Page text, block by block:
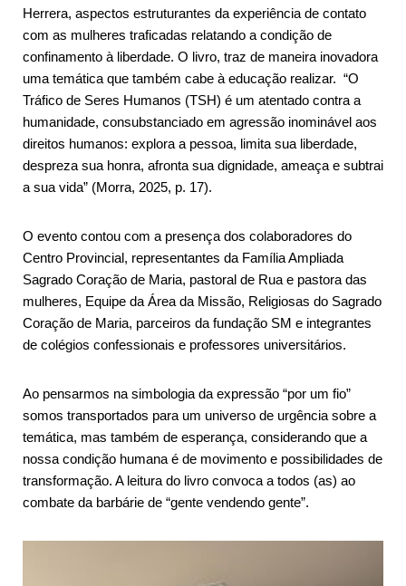
Herrera, aspectos estruturantes da experiência de contato
com as mulheres traficadas relatando a condição de
confinamento à liberdade. O livro, traz de maneira inovadora
uma temática que também cabe à educação realizar. “O
Tráfico de Seres Humanos (TSH) é um atentado contra a
humanidade, consubstanciado em agressão inominável aos
direitos humanos: explora a pessoa, limita sua liberdade,
despreza sua honra, afronta sua dignidade, ameaça e subtrai
a sua vida” (Morra, 2025, p. 17).
O evento contou com a presença dos colaboradores do
Centro Provincial, representantes da Família Ampliada
Sagrado Coração de Maria, pastoral de Rua e pastora das
mulheres, Equipe da Área da Missão, Religiosas do Sagrado
Coração de Maria, parceiros da fundação SM e integrantes
de colégios confessionais e professores universitários.
Ao pensarmos na simbologia da expressão “por um fio”
somos transportados para um universo de urgência sobre a
temática, mas também de esperança, considerando que a
nossa condição humana é de movimento e possibilidades de
transformação. A leitura do livro convoca a todos (as) ao
combate da barbárie de “gente vendendo gente”.